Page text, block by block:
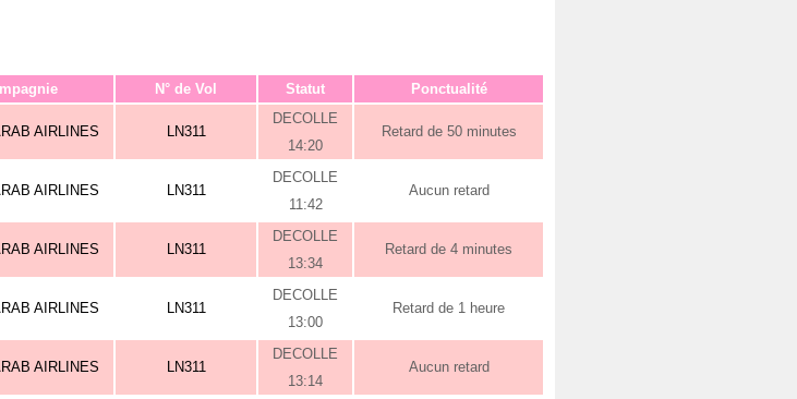
N° de Vol Statut Ponctualité
AIRLINES LN311
DECOLLE
14:20
Retard de 50 minutes
AIRLINES LN311
DECOLLE
11:42
Aucun retard
AIRLINES LN311
DECOLLE
13:34
Retard de 4 minutes
AIRLINES LN311
DECOLLE
13:00
Retard de 1 heure
AIRLINES LN311
DECOLLE
13:14
Aucun retard